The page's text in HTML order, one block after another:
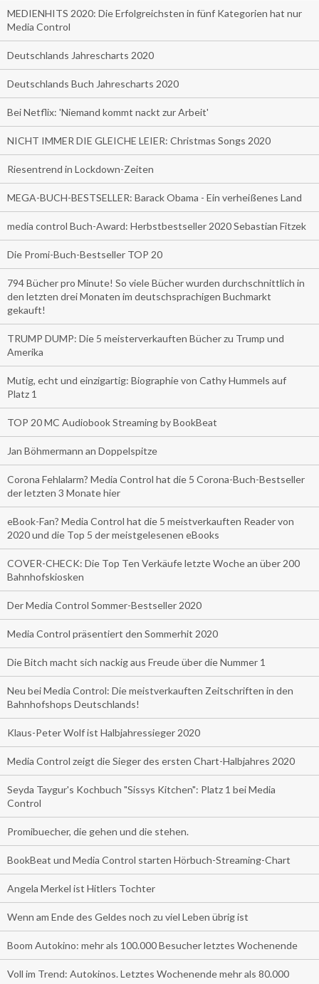
MEDIENHITS 2020: Die Erfolgreichsten in fünf Kategorien hat nur
Media Control
Deutschlands Jahrescharts 2020
Deutschlands Buch Jahrescharts 2020
Bei Netflix: 'Niemand kommt nackt zur Arbeit'
NICHT IMMER DIE GLEICHE LEIER: Christmas Songs 2020
Riesentrend in Lockdown-Zeiten
MEGA-BUCH-BESTSELLER: Barack Obama - Ein verheißenes Land
media control Buch-Award: Herbstbestseller 2020 Sebastian Fitzek
Die Promi-Buch-Bestseller TOP 20
794 Bücher pro Minute! So viele Bücher wurden durchschnittlich in
den letzten drei Monaten im deutschsprachigen Buchmarkt
gekauft!
TRUMP DUMP: Die 5 meisterverkauften Bücher zu Trump und
Amerika
Mutig, echt und einzigartig: Biographie von Cathy Hummels auf
Platz 1
TOP 20 MC Audiobook Streaming by BookBeat
Jan Böhmermann an Doppelspitze
Corona Fehlalarm? Media Control hat die 5 Corona-Buch-Bestseller
der letzten 3 Monate hier
eBook-Fan? Media Control hat die 5 meistverkauften Reader von
2020 und die Top 5 der meistgelesenen eBooks
COVER-CHECK: Die Top Ten Verkäufe letzte Woche an über 200
Bahnhofskiosken
Der Media Control Sommer-Bestseller 2020
Media Control präsentiert den Sommerhit 2020
Die Bitch macht sich nackig aus Freude über die Nummer 1
Neu bei Media Control: Die meistverkauften Zeitschriften in den
Bahnhofshops Deutschlands!
Klaus-Peter Wolf ist Halbjahressieger 2020
Media Control zeigt die Sieger des ersten Chart-Halbjahres 2020
Seyda Taygur's Kochbuch "Sissys Kitchen": Platz 1 bei Media
Control
Promibuecher, die gehen und die stehen.
BookBeat und Media Control starten Hörbuch-Streaming-Chart
Angela Merkel ist Hitlers Tochter
Wenn am Ende des Geldes noch zu viel Leben übrig ist
Boom Autokino: mehr als 100.000 Besucher letztes Wochenende
Voll im Trend: Autokinos. Letztes Wochenende mehr als 80.000